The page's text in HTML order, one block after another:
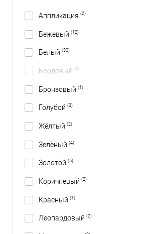
Аппликация (2)
Бежевый (12)
Белый (30)
Бордовый (0)
Бронзовый (1)
Голубой (3)
Жёлтый (2)
Зелёный (4)
Золотой (5)
Коричневый (2)
Красный (1)
Леопардовый (2)